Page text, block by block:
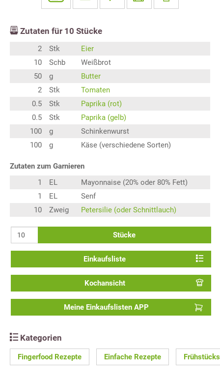
Zutaten für 10 Stücke
2 Stk
Eier
10
Schb
Weißbrot
50
g
Butter
2
Stk
Tomaten
0.5
Stk
Paprika (rot)
0.5
Stk
Paprika (gelb)
100
g
Schinkenwurst
100
g Käse (verschiedene Sorten)
Zutaten zum Garnieren
1
EL
Mayonnaise (20% oder 80% Fett)
1
EL
Senf
10
Zweig Petersilie (oder Schnittlauch)
Stücke
Einkaufsliste
Kochansicht
Meine Einkaufslisten APP
Kategorien
Fingerfood Rezepte Einfache Rezepte